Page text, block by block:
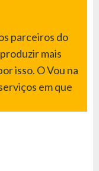
parceiros do
mais
isso. O Vou na
em que